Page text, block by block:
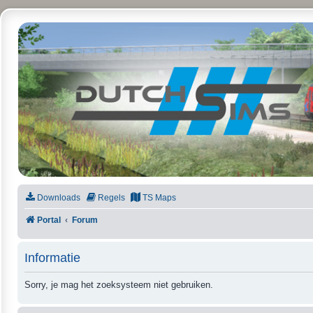
DutchSims
Downloads Regels TS Maps
Portal Forum
Informatie
Sorry, je mag het zoeksysteem niet gebruiken.